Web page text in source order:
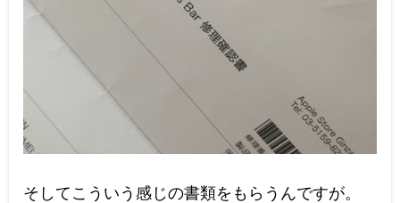
そしてこういう感じの書類をもらうんですが。